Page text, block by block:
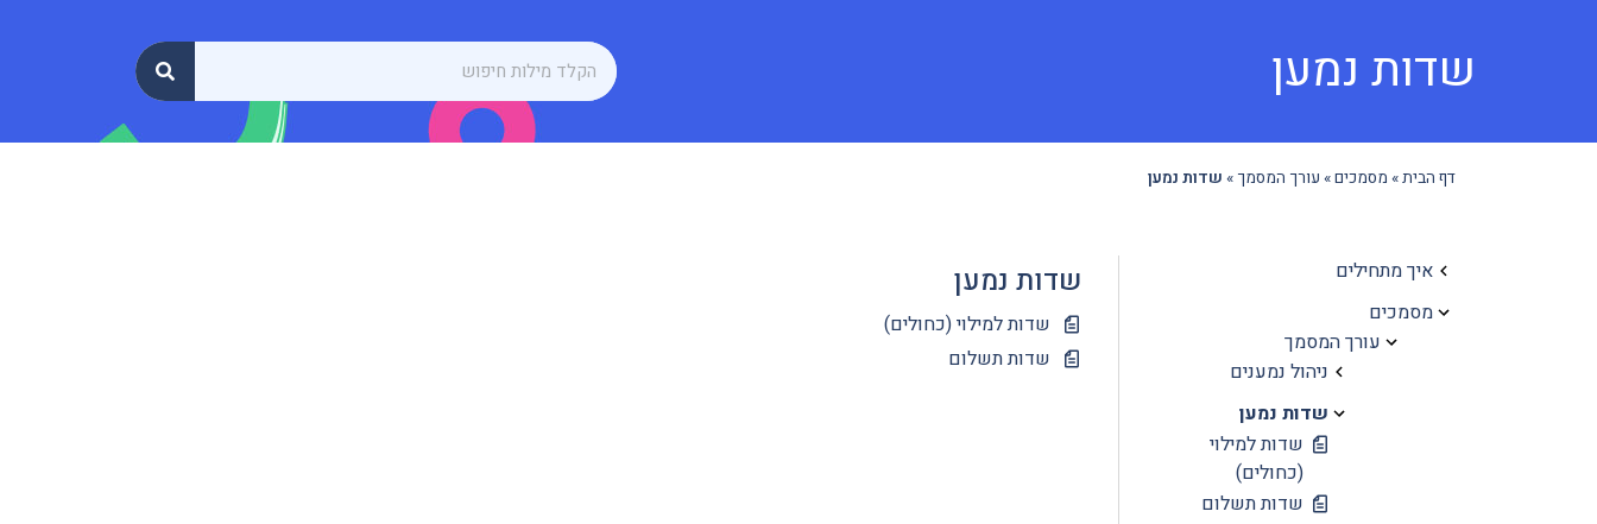
שדות נמען
דף הבית» מסמכים» עורך המסמך » שדות נמען
איך מתחילים
מסמכים
עורך המסמך
ניהול נמענים
שדות נמען
שדות למילוי
(כחולים)
שדות תשלום
שדות נמען
שדות למילוי (כחולים)
שדות תשלום